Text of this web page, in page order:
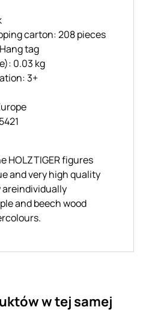
carton: 208 pieces
tag
0.03 kg
3+
HOLZTIGER figures
and very high quality
areindividually
and beech wood
w tej samej